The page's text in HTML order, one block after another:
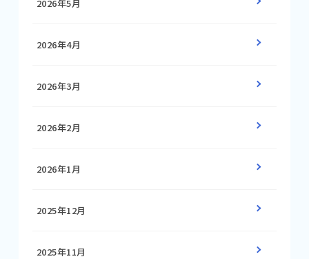
2026年5月
2026年4月
2026年3月
2026年2月
2026年1月
2025年12月
2025年11月